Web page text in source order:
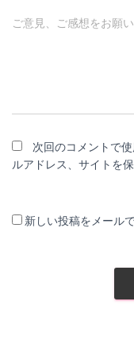
ご意見、ご感想をお願い
次回のコメントで
ルアドレス、サイトを保
新しい投稿をメール